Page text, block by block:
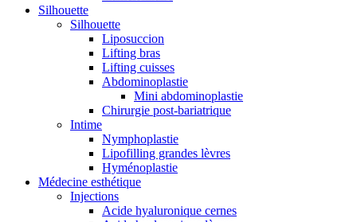
Silhouette
Silhouette
Liposuccion
Lifting bras
Lifting cuisses
Abdominoplastie
Mini abdominoplastie
Chirurgie post-bariatrique
Intime
Nymphoplastie
Lipofilling grandes lèvres
Hyménoplastie
Médecine esthétique
Injections
Acide hyaluronique cernes